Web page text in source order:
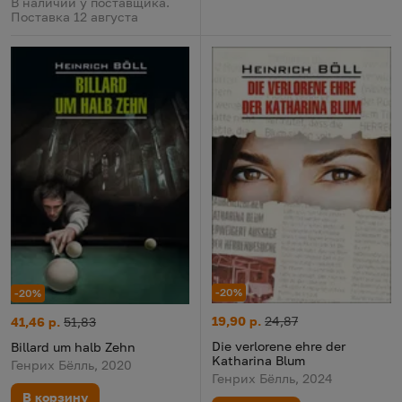
Поставка 12 августа
-20%
Billard um halb Zehn
Цена:
41,46 р.
Старая цена:
51,83
Billard um halb Zehn
Генрих Бёлль, 2020
В корзину
-20%
Die verlorene ehre der
Цена:
19,90 р.
Старая цена:
24,87
Die verlorene ehre der
Katharina Blum
Генрих Бёлль, 2024